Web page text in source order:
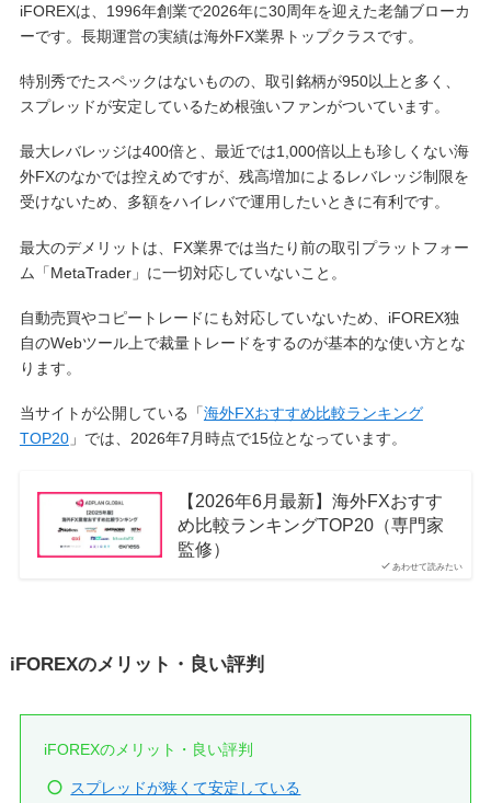
iFOREXは、1996年創業で2026年に30周年を迎えた老舗ブローカ
ーです。長期運営の実績は海外FX業界トップクラスです。
特別秀でたスペックはないものの、取引銘柄が950以上と多く、
スプレッドが安定しているため根強いファンがついています。
最大レバレッジは400倍と、最近では1,000倍以上も珍しくない海
外FXのなかでは控えめですが、残高増加によるレバレッジ制限を
受けないため、多額をハイレバで運用したいときに有利です。
最大のデメリットは、FX業界では当たり前の取引プラットフォー
ム「MetaTrader」に一切対応していないこと。
自動売買やコピートレードにも対応していないため、iFOREX独
自のWebツール上で裁量トレードをするのが基本的な使い方とな
ります。
当サイトが公開している「海外FXおすすめ比較ランキング
TOP20」では、2026年7月時点で15位となっています。
あわせて読みたい
【2026年6月最新】海外FXおすす
め比較ランキングTOP20（専門家
監修）
iFOREXのメリット・良い評判
iFOREXのメリット・良い評判
スプレッドが狭くて安定している